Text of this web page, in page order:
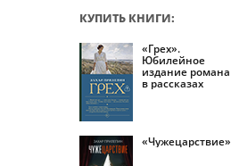
КУПИТЬ КНИГИ:
«Грех».
Юбилейное
издание романа
в рассказах
«Чужецарствие»